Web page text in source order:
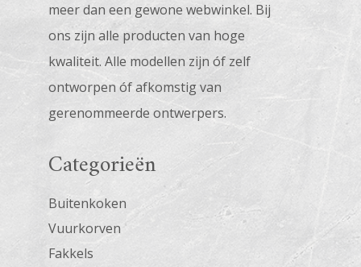
meer dan een gewone webwinkel. Bij
ons zijn alle producten van hoge
kwaliteit. Alle modellen zijn óf zelf
ontworpen óf afkomstig van
gerenommeerde ontwerpers.
Categorieën
Buitenkoken
Vuurkorven
Fakkels